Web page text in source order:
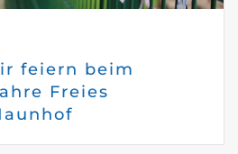
feiern beim
Freies